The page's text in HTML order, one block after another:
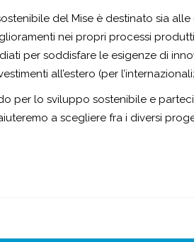
del Mise è destinato sia
nei propri processi
per soddisfare le esigenze di
all’estero (per
per lo sviluppo sostenibile e
a scegliere fra i diversi